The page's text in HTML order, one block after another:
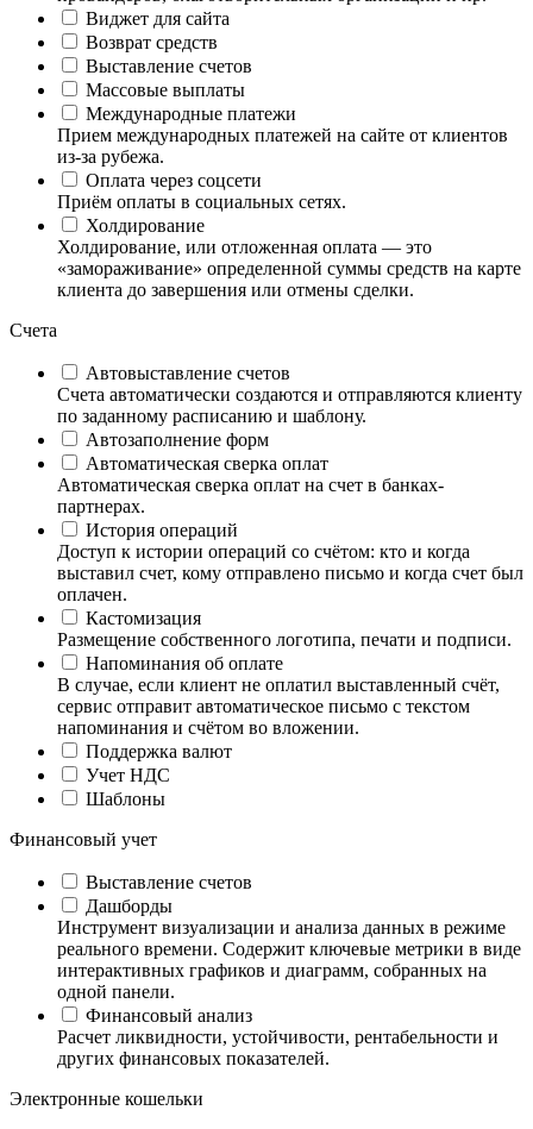
Виджет для сайта
Возврат средств
Выставление счетов
Массовые выплаты
Международные платежи
Прием международных платежей на сайте от клиентов
из-за рубежа.
Оплата через соцсети
Приём оплаты в социальных сетях.
Холдирование
Холдирование, или отложенная оплата — это
«замораживание» определенной суммы средств на карте
клиента до завершения или отмены сделки.
Счета
Автовыставление счетов
Счета автоматически создаются и отправляются клиенту
по заданному расписанию и шаблону.
Автозаполнение форм
Автоматическая сверка оплат
Автоматическая сверка оплат на счет в банках-
партнерах.
История операций
Доступ к истории операций со счётом: кто и когда
выставил счет, кому отправлено письмо и когда счет был
оплачен.
Кастомизация
Размещение собственного логотипа, печати и подписи.
Напоминания об оплате
В случае, если клиент не оплатил выставленный счёт,
сервис отправит автоматическое письмо с текстом
напоминания и счётом во вложении.
Поддержка валют
Учет НДС
Шаблоны
Финансовый учет
Выставление счетов
Дашборды
Инструмент визуализации и анализа данных в режиме
реального времени. Содержит ключевые метрики в виде
интерактивных графиков и диаграмм, собранных на
одной панели.
Финансовый анализ
Расчет ликвидности, устойчивости, рентабельности и
других финансовых показателей.
Электронные кошельки